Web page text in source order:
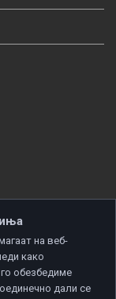
на веб-
како
обезбедиме
дали се